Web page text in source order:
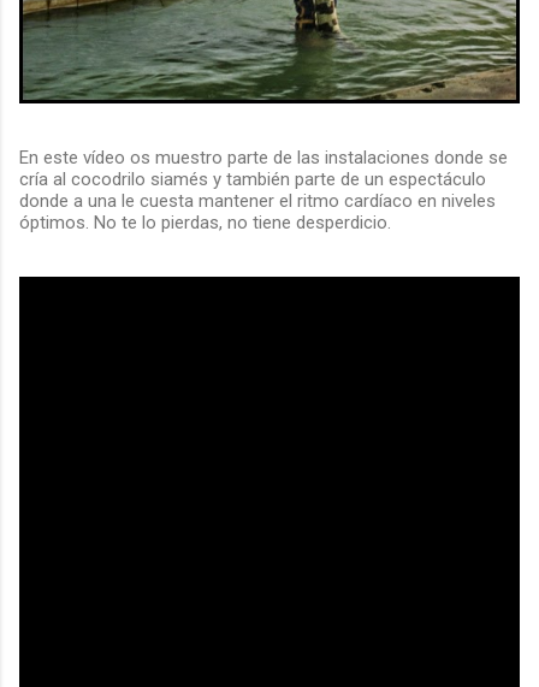
En este vídeo os muestro parte de las instalaciones donde se
cría al cocodrilo siamés y también parte de un espectáculo
donde a una le cuesta mantener el ritmo cardíaco en niveles
óptimos. No te lo pierdas, no tiene desperdicio.